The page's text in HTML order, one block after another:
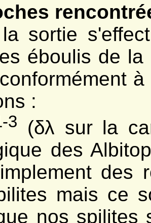
sortie
éboulis de
:
3
(δλ sur la
des
des
mais ce
nos spilites